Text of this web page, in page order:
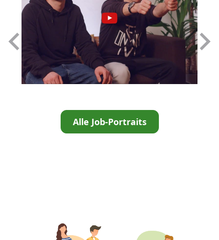
Alle Job-Portraits